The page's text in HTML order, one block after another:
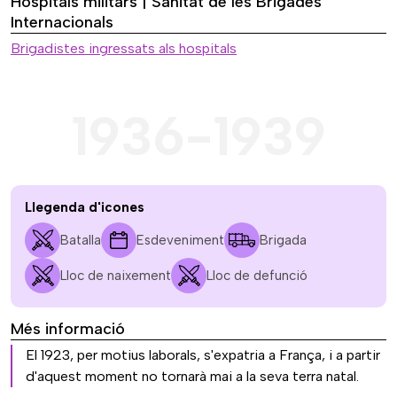
Internacionals
Brigadistes ingressats als hospitals
Llegenda d'icones
Batalla Esdeveniment Brigada
Lloc de naixement Lloc de defunció
Més informació
El 1923, per motius laborals, s'expatria a França, i a partir
d'aquest moment no tornarà mai a la seva terra natal.